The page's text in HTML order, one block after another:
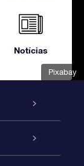
Pixabay
Notícias